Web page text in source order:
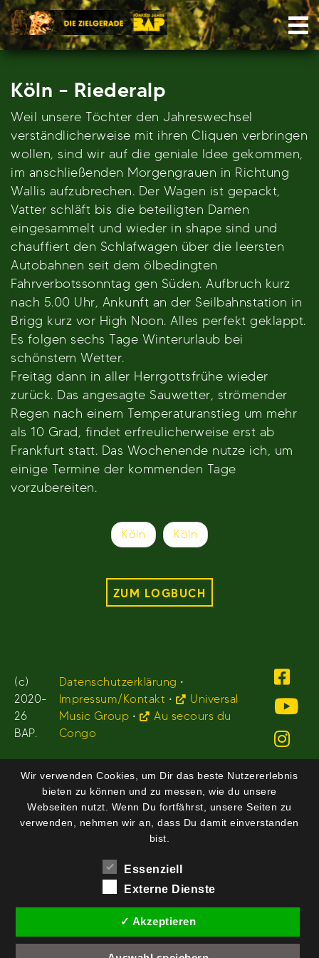
Skip
to
content
Köln – Riederalp
Weil unsere Töchter den Jahreswechsel
verständlicherweise mit ihren Cliquen verbringen
wollen, sind wir auf die geniale Idee gekommen,
im anschließenden Morgengrauen in Richtung
Wallis aufzubrechen. Der Wagen ist gepackt,
Vatter schläft bis die beteiligten Damen
eingesammelt und wieder in shape sind und
chauffiert den Schlafwagen über die leersten
Autobahnen seit dem ölbedingten
Fahrverbotssonntag gen Süden. Aufbruch kurz
nach 5.00 Uhr, Ankunft an der Seilbahnstation in
Brigg kurz vor High Noon. Alles perfekt geklappt.
Es folgen sechs Tage Winterurlaub bei
schönstem Wetter.
Freitag dann in aller Herrgottsfrühe wieder
zurück. Das angesagte Sauwetter, strömender
Regen nach einem Temperaturanstieg um mehr
als 10 Grad, findet erfreulicherweise erst ab
Frankfurt statt. Das Wochenende nutze ich, um
einige Termine der kommenden Tage
vorzubereiten.
Beitragsnavigation
Köln Köln
ZUM LOGBUCH
(c)
2020-
26
BAP.
Datenschutzerklärung •
Impressum/Kontakt •
Universal
Music Group •
Au secours du
Congo
Wir verwenden Cookies, um Dir das beste Nutzererlebnis
bieten zu können und zu messen, wie du unsere
Webseiten nutzt. Wenn Du fortfährst, unsere Seiten zu
verwenden, nehmen wir an, dass Du damit einverstanden
bist.
Essenziell
Externe Dienste
✓ Akzeptieren